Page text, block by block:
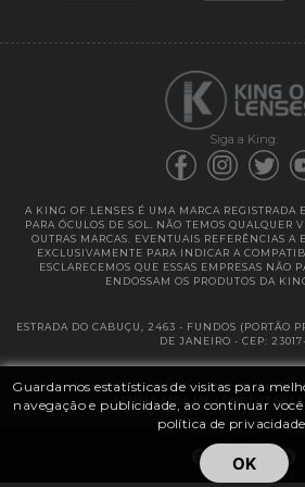
Guardamos estatísticas de visitas para
navegação e publicidade, ao continuar
política de
OK
Siga a King:
A KING OF LENSES É UMA MARCA REGISTRADA
PARA ÓCULOS DE SOL. NÃO TEMOS QUALQUER
OUTRAS MARCAS. EVENTUAIS REFERÊNCIAS A
EXCLUSIVAMENTE PARA INDICAR A
ESCLARECEMOS QUE ESSAS EMPRESAS NÃO
ENDOSSAM OS PRODUTOS DA
ESTRADA DO CABUÇU, 2463 - FUNDOS (PORTÃO
DE JANEIRO - CEP:
@ 2025 | KING OF LENSES - KING OF
LENTES LTDA ME | CNPJ: